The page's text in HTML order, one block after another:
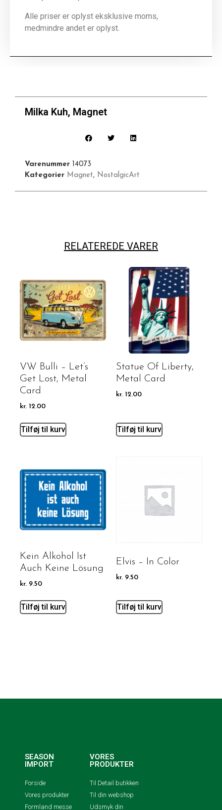
Alle priser er oplyst eksklusive moms,
medmindre andet er oplyst.
Milka Kuh, Magnet
Varenummer 14073
Kategorier Magnet, NostalgicArt
RELATEREDE VARER
VW Bulli – Let’s
Get Lost, Metal
Card
kr. 12.00
Tilføj til kurv
Statue Of Liberty,
Metal Card
kr. 12.00
Tilføj til kurv
Kein Alkohol Ist
Auch Keine Lösung
kr. 9.50
Tilføj til kurv
Elvis – In Color
kr. 9.50
Tilføj til kurv
SEASON
IMPORT
Forside
Vores produkter
Formland messe
VORES
PRODUKTER
Til Detail butikken
Til din webshop
Udsmyk din